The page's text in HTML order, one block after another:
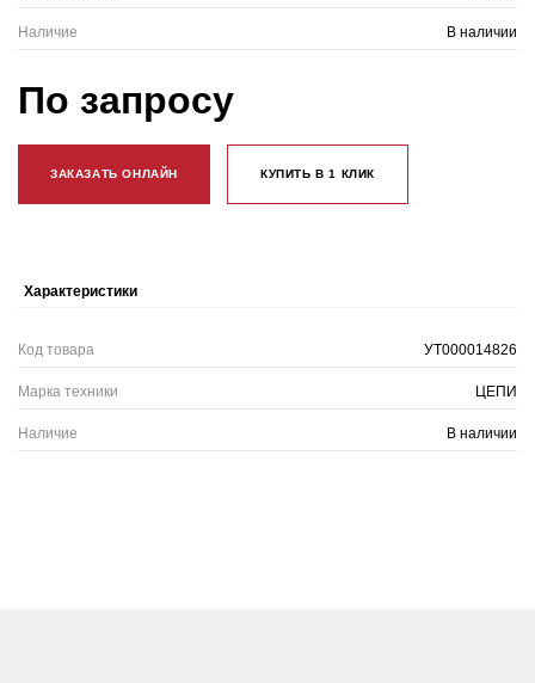
Наличие В наличии
По запросу
ЗАКАЗАТЬ ОНЛАЙН КУПИТЬ В 1 КЛИК
Характеристики
Код товара УТ000014826
Марка техники ЦЕПИ
Наличие В наличии